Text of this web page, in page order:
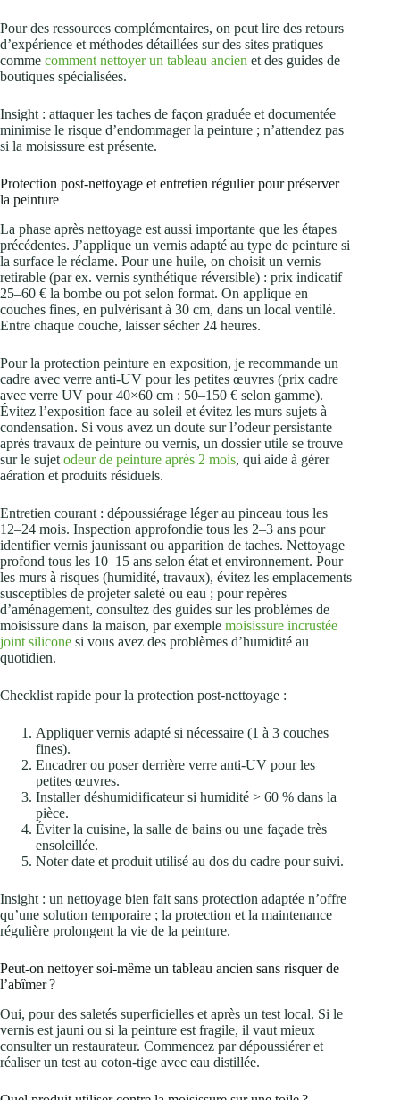
Pour des ressources complémentaires, on peut lire des retours
d’expérience et méthodes détaillées sur des sites pratiques
comme comment nettoyer un tableau ancien et des guides de
boutiques spécialisées.
Insight : attaquer les taches de façon graduée et documentée
minimise le risque d’endommager la peinture ; n’attendez pas
si la moisissure est présente.
Protection post‑nettoyage et entretien régulier pour préserver
la peinture
La phase après nettoyage est aussi importante que les étapes
précédentes. J’applique un vernis adapté au type de peinture si
la surface le réclame. Pour une huile, on choisit un vernis
retirable (par ex. vernis synthétique réversible) : prix indicatif
25–60 € la bombe ou pot selon format. On applique en
couches fines, en pulvérisant à 30 cm, dans un local ventilé.
Entre chaque couche, laisser sécher 24 heures.
Pour la protection peinture en exposition, je recommande un
cadre avec verre anti‑UV pour les petites œuvres (prix cadre
avec verre UV pour 40×60 cm : 50–150 € selon gamme).
Évitez l’exposition face au soleil et évitez les murs sujets à
condensation. Si vous avez un doute sur l’odeur persistante
après travaux de peinture ou vernis, un dossier utile se trouve
sur le sujet odeur de peinture après 2 mois, qui aide à gérer
aération et produits résiduels.
Entretien courant : dépoussiérage léger au pinceau tous les
12–24 mois. Inspection approfondie tous les 2–3 ans pour
identifier vernis jaunissant ou apparition de taches. Nettoyage
profond tous les 10–15 ans selon état et environnement. Pour
les murs à risques (humidité, travaux), évitez les emplacements
susceptibles de projeter saleté ou eau ; pour repères
d’aménagement, consultez des guides sur les problèmes de
moisissure dans la maison, par exemple moisissure incrustée
joint silicone si vous avez des problèmes d’humidité au
quotidien.
Checklist rapide pour la protection post‑nettoyage :
Appliquer vernis adapté si nécessaire (1 à 3 couches
fines).
Encadrer ou poser derrière verre anti‑UV pour les
petites œuvres.
Installer déshumidificateur si humidité > 60 % dans la
pièce.
Éviter la cuisine, la salle de bains ou une façade très
ensoleillée.
Noter date et produit utilisé au dos du cadre pour suivi.
Insight : un nettoyage bien fait sans protection adaptée n’offre
qu’une solution temporaire ; la protection et la maintenance
régulière prolongent la vie de la peinture.
Peut‑on nettoyer soi‑même un tableau ancien sans risquer de
l’abîmer ?
Oui, pour des saletés superficielles et après un test local. Si le
vernis est jauni ou si la peinture est fragile, il vaut mieux
consulter un restaurateur. Commencez par dépoussiérer et
réaliser un test au coton‑tige avec eau distillée.